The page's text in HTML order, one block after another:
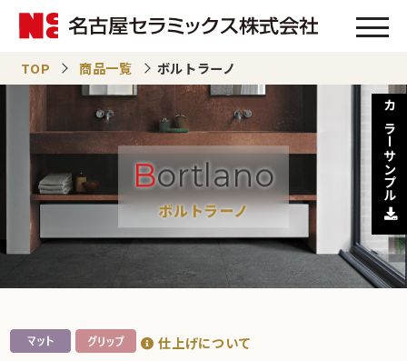
TOP 商品一覧 ボルトラーノ
Bortlano
ボルトラーノ
カラーサンプル
仕上げについて